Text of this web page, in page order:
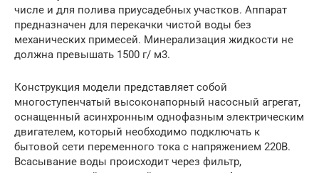
числе и для полива приусадебных участков. Аппарат
предназначен для перекачки чистой воды без
механических примесей. Минерализация жидкости не
должна превышать 1500 г/ м3.
Конструкция модели представляет собой
многоступенчатый высоконапорный насосный агрегат,
оснащенный асинхронным однофазным электрическим
двигателем, который необходимо подключать к
бытовой сети переменного тока с напряжением 220В.
Всасывание воды происходит через фильтр,